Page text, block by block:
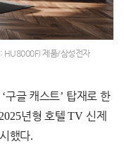
: HU8000F) 제품/삼성전자
‘구글 캐스트’ 탑재로 한
2025년형 호텔TV 신제
했다.